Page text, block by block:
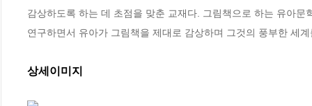
감상하도록 하는 데 초점을 맞춘 교재다. 그림책으로 하는 유아
연구하면서 유아가 그림책을 제대로 감상하며 그것의 풍부한 세
상세이미지